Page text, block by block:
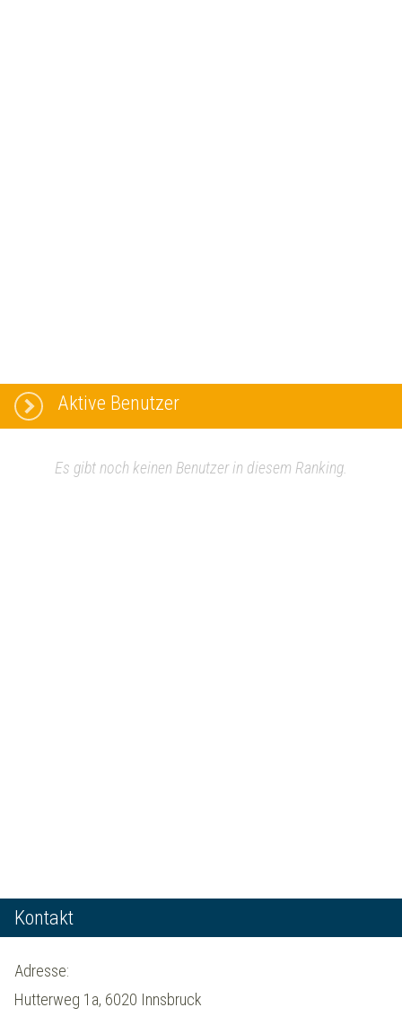
Aktive Benutzer
Es gibt noch keinen Benutzer in diesem Ranking.
Kontakt
Adresse:
Hutterweg 1a, 6020 Innsbruck